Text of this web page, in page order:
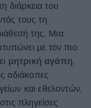
διάρκεια του
τους τη
της. Μια
με τον πιο
μητρική αγάπη.
αδιάκοπες
και εθελοντών,
πληγείσες